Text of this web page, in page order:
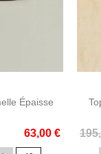
Épaisse
63,00 €
Prix
Prix